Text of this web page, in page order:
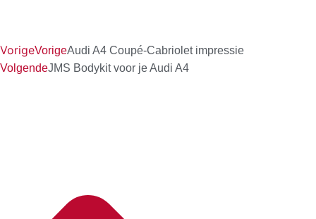
VorigeVorigeAudi A4 Coupé-Cabriolet impressie
VolgendeJMS Bodykit voor je Audi A4